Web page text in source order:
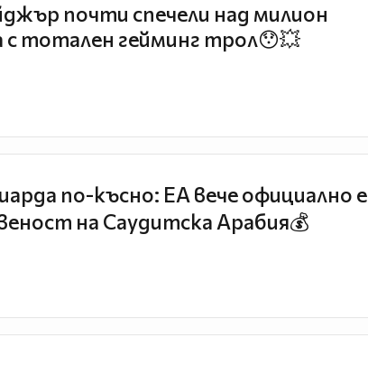
почти спечели над милион
с тотален гейминг трол😯💥
по-късно: EA вече официално е
на Саудитска Арабия💰